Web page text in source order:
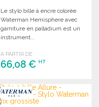
Le stylo bille à encre colorée
Waterman Hemisphere avec
garniture en palladium est un
instrument...
A PARTIR DE
66,08 €HT
COMMANDER
Demander un devis